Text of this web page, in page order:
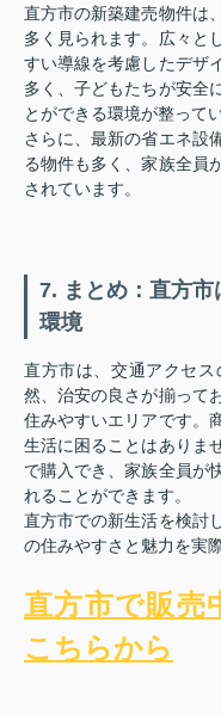
直方市の新築建売物件は
多く見られます。広々と
すい導線を考慮したデザ
多く、子どもたちが安全
とができる環境が整って
さらに、最新の省エネ設
る物件も多く、家族全員
されています。
7. まとめ：直方
環境
直方市は、交通アクセ
然、治安の良さが揃って
住みやすいエリアです。
生活に困ることはありま
で購入でき、家族全員が
れることができます。
直方市での新生活を検討
の住みやすさと魅力を実
直方市で販売
こちらから